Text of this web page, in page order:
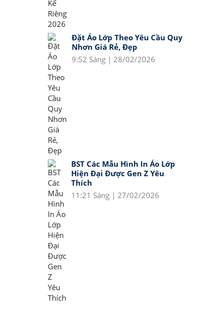
Đặt Áo Lớp Theo Yêu Cầu Quy
Nhơn Giá Rẻ, Đẹp
9:52 Sáng | 28/02/2026
BST Các Mẫu Hình In Áo Lớp
Hiện Đại Được Gen Z Yêu
Thích
11:21 Sáng | 27/02/2026